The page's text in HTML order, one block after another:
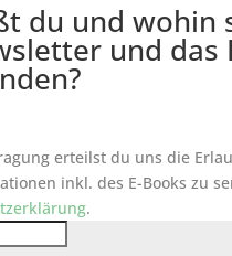
du und wohin
und das
erteilst du uns die
inkl. des E-Books zu
.